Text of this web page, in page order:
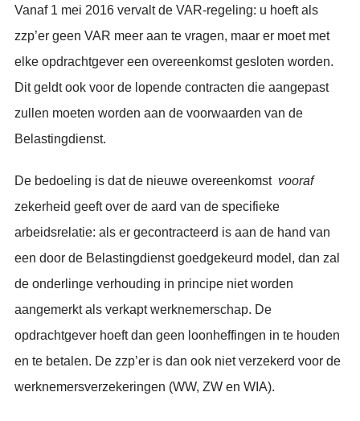
Vanaf 1 mei 2016 vervalt de VAR-regeling: u hoeft als
zzp’er geen VAR meer aan te vragen, maar er moet met
elke opdrachtgever een overeenkomst gesloten worden.
Dit geldt ook voor de lopende contracten die aangepast
zullen moeten worden aan de voorwaarden van de
Belastingdienst.
De bedoeling is dat de nieuwe overeenkomst vooraf
zekerheid geeft over de aard van de specifieke
arbeidsrelatie: als er gecontracteerd is aan de hand van
een door de Belastingdienst goedgekeurd model, dan zal
de onderlinge verhouding in principe niet worden
aangemerkt als verkapt werknemerschap. De
opdrachtgever hoeft dan geen loonheffingen in te houden
en te betalen. De zzp’er is dan ook niet verzekerd voor de
werknemersverzekeringen (WW, ZW en WIA).